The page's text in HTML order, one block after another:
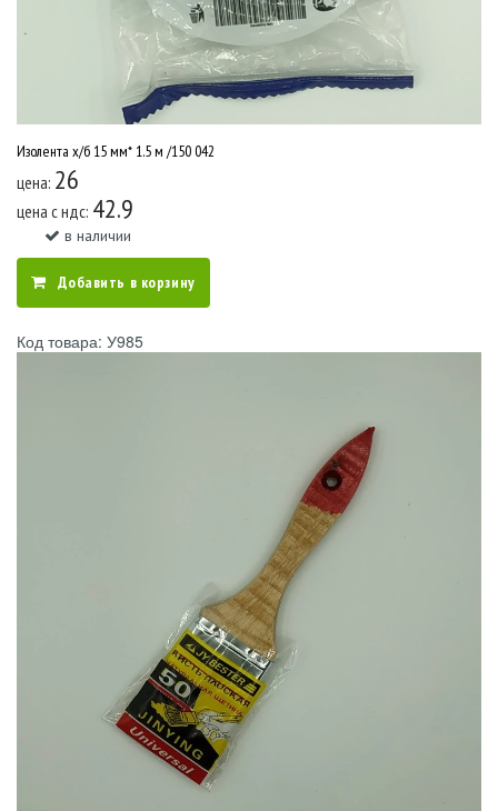
Изолента х/б 15 мм* 1.5 м /150 042
цена: 26
цена c ндс: 42.9
в наличии
Добавить в корзину
Код товара: У985